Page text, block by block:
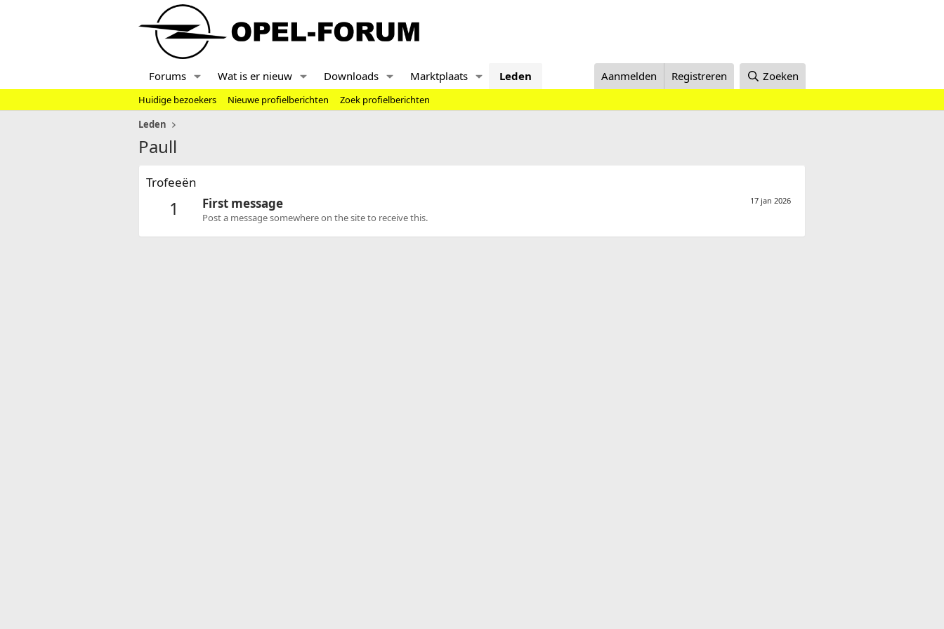
Forums Wat is er nieuw Downloads Marktplaats Leden Aanmelden Registreren Zoeken
Huidige bezoekers Nieuwe profielberichten
Zoek profielberichten
Leden
Paull
Trofeeën
1 17 jan 2026
First message
Post a message somewhere on the site to receive this.